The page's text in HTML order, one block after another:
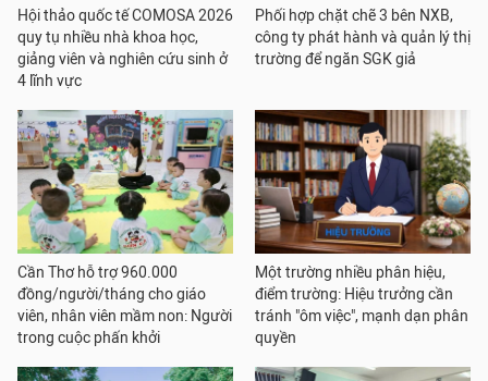
Hội thảo quốc tế COMOSA 2026
quy tụ nhiều nhà khoa học,
giảng viên và nghiên cứu sinh ở
4 lĩnh vực
Phối hợp chặt chẽ 3 bên NXB,
công ty phát hành và quản lý thị
trường để ngăn SGK giả
Cần Thơ hỗ trợ 960.000
đồng/người/tháng cho giáo
viên, nhân viên mầm non: Người
trong cuộc phấn khởi
Một trường nhiều phân hiệu,
điểm trường: Hiệu trưởng cần
tránh "ôm việc", mạnh dạn phân
quyền